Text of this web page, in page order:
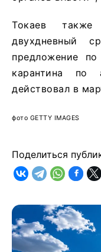
Токаев
двухдневный
предложение
карантина по
действовал в
фото GETTY IMAGES
Поделиться